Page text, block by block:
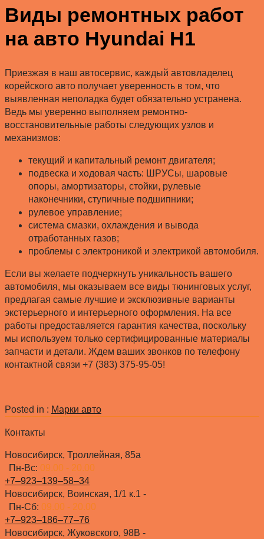
Виды ремонтных работ
на авто Hyundai H1
Приезжая в наш автосервис, каждый автовладелец
корейского авто получает уверенность в том, что
выявленная неполадка будет обязательно устранена.
Ведь мы уверенно выполняем ремонтно-
восстановительные работы следующих узлов и
механизмов:
текущий и капитальный ремонт двигателя;
подвеска и ходовая часть: ШРУСы, шаровые
опоры, амортизаторы, стойки, рулевые
наконечники, ступичные подшипники;
рулевое управление;
система смазки, охлаждения и вывода
отработанных газов;
проблемы с электроникой и электрикой автомобиля.
Если вы желаете подчеркнуть уникальность вашего
автомобиля, мы оказываем все виды тюнинговых услуг,
предлагая самые лучшие и эксклюзивные варианты
экстерьерного и интерьерного оформления. На все
работы предоставляется гарантия качества, поскольку
мы используем только сертифицированные материалы
запчасти и детали. Ждем ваших звонков по телефону
контактной связи +7 (383) 375-95-05!
Posted in : Марки авто
Контакты
Новосибирск, Троллейная, 85а
Пн-Вс: 09.00 - 20.00
+7‒923‒139‒58‒34
Новосибирск, Воинская, 1/1 к.1 -
Пн-Сб: 09.00 - 20.00
+7‒923‒186‒77‒76
Новосибирск, Жуковского, 98В -